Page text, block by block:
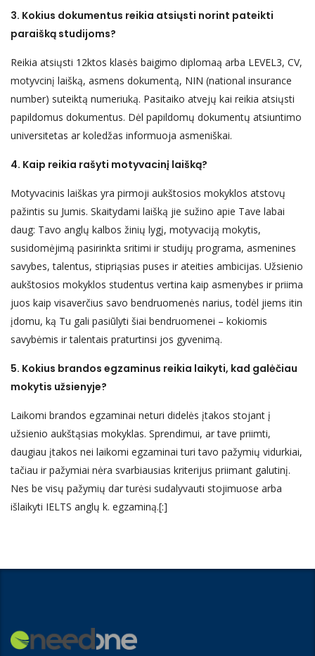
3. Kokius dokumentus reikia atsiųsti norint pateikti
paraišką studijoms?
Reikia atsiųsti 12ktos klasės baigimo diplomaą arba LEVEL3, CV,
motyvcinį laišką, asmens dokumentą, NIN (national insurance
number) suteiktą numeriuką. Pasitaiko atvejų kai reikia atsiųsti
papildomus dokumentus. Dėl papildomų dokumentų atsiuntimo
universitetas ar koledžas informuoja asmeniškai.
4. Kaip reikia rašyti motyvacinį laišką?
Motyvacinis laiškas yra pirmoji aukštosios mokyklos atstovų
pažintis su Jumis. Skaitydami laišką jie sužino apie Tave labai
daug: Tavo anglų kalbos žinių lygį, motyvaciją mokytis,
susidomėjimą pasirinkta sritimi ir studijų programa, asmenines
savybes, talentus, stipriąsias puses ir ateities ambicijas. Užsienio
aukštosios mokyklos studentus vertina kaip asmenybes ir priima
juos kaip visaverčius savo bendruomenės narius, todėl jiems itin
įdomu, ką Tu gali pasiūlyti šiai bendruomenei – kokiomis
savybėmis ir talentais praturtinsi jos gyvenimą.
5. Kokius brandos egzaminus reikia laikyti, kad galėčiau
mokytis užsienyje?
Laikomi brandos egzaminai neturi didelės įtakos stojant į
užsienio aukštąsias mokyklas. Sprendimui, ar tave priimti,
daugiau įtakos nei laikomi egzaminai turi tavo pažymių vidurkiai,
tačiau ir pažymiai nėra svarbiausias kriterijus priimant galutinį.
Nes be visų pažymių dar turėsi sudalyvauti stojimuose arba
išlaikyti IELTS anglų k. egzaminą.[:]